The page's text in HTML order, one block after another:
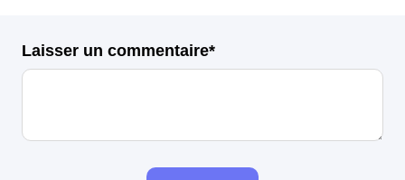
Laisser un commentaire*